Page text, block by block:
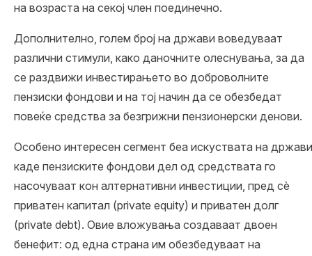
на возраста на секој член поединечно.
Дополнително, голем број на држави воведуваат
различни стимули, како даночните олеснувања, за да
се раздвижи инвестирањето во доброволните
пензиски фондови и на тој начин да се обезбедат
повеќе средства за безгрижни пензионерски денови.
Особено интересен сегмент беа искуствата на држави
каде пензиските фондови дел од средствата го
насочуваат кон алтернативни инвестиции, пред сè
приватен капитал (private equity) и приватен долг
(private debt). Овие вложувања создаваат двоен
бенефит: од една страна им обезбедуваат на